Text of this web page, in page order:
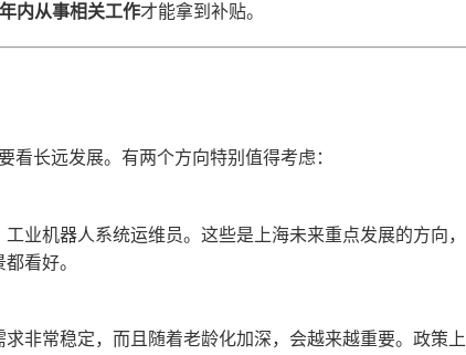
内从事相关工作才能拿到补贴。
长远发展。有两个方向特别值得考虑：
业机器人系统运维员。这些是上海未来重点发展的方向，
看好。
非常稳定，而且随着老龄化加深，会越来越重要。政策